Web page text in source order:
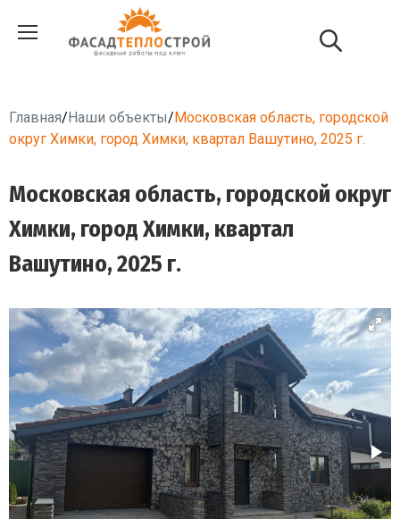
Главная/Наши объекты/Московская область, городской
округ Химки, город Химки, квартал Вашутино, 2025 г.
Московская область, городской округ
Химки, город Химки, квартал
Вашутино, 2025 г.